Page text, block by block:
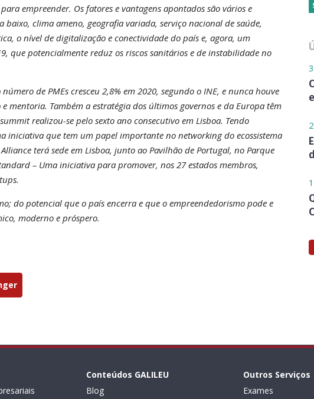
empreender. Os fatores e vantagens apontados são vários e
clima ameno, geografia variada, serviço nacional de saúde,
o nível de digitalização e conectividade do país e, agora, um
que potencialmente reduz os riscos sanitários e de instabilidade no
de PMEs cresceu 2,8% em 2020, segundo o INE, e nunca houve
mentoria. Também a estratégia dos últimos governos e da Europa têm
realizou-se pelo sexto ano consecutivo em Lisboa. Tendo
iniciativa que tem um papel importante no networking do ecossistema
terá sede em Lisboa, junto ao Pavilhão de Portugal, no Parque
– Uma iniciativa para promover, nos 27 estados membros,
do potencial que o país encerra e que o empreendedorismo pode e
moderno e próspero.
Conteúdos GALILEU
Blog
Outros Serviços
Exames